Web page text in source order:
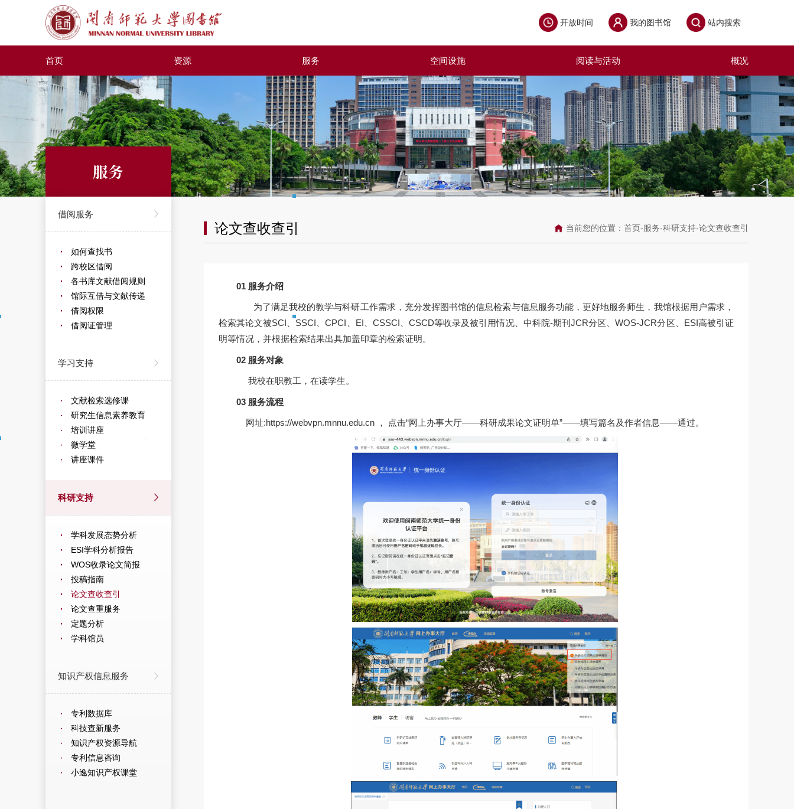
开放时间 我的图书馆 站内搜索
首页 资源 服务 空间设施 阅读与活动 概况
服务
借阅服务
如何查找书
跨校区借阅
各书库文献借阅规则
馆际互借与文献传递
借阅权限
借阅证管理
学习支持
文献检索选修课
研究生信息素养教育
培训讲座
微学堂
讲座课件
科研支持
学科发展态势分析
ESI学科分析报告
WOS收录论文简报
投稿指南
论文查收查引
论文查重服务
定题分析
学科馆员
知识产权信息服务
专利数据库
科技查新服务
知识产权资源导航
专利信息咨询
小逸知识产权课堂
论文查收查引 当前您的位置： 首页-服务-科研支持-论文查收查引
01 服务介绍
为了满足我校的教学与科研工作需求，充分发挥图书馆的信息检索与信息服务功能，更好地服务师生，我馆根据用户需求，
检索其论文被SCI、SSCI、CPCI、EI、CSSCI、CSCD等收录及被引用情况、中科院-期刊JCR分区、WOS-JCR分区、ESI高被引证
明等情况，并根据检索结果出具加盖印章的检索证明。
02 服务对象
我校在职教工，在读学生。
03 服务流程
网址:https://webvpn.mnnu.edu.cn ， 点击“网上办事大厅——科研成果论文证明单”——填写篇名及作者信息——通过。